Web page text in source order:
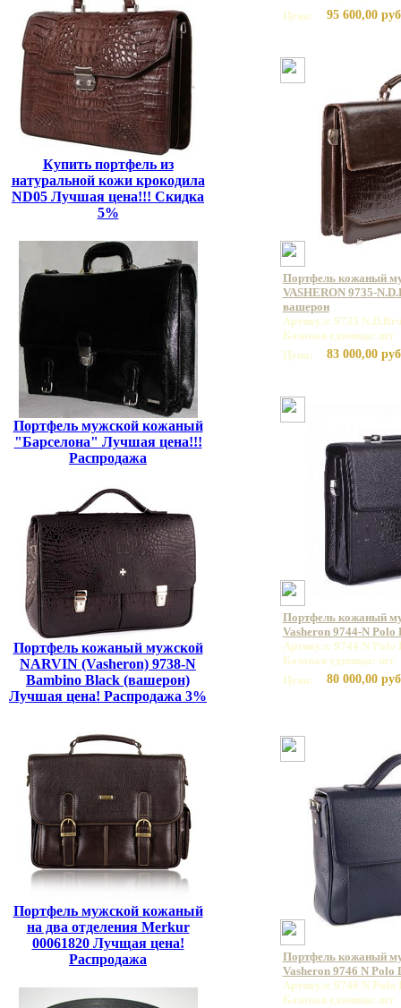
Купить портфель из
натуральной кожи крокодила
ND05 Лучшая цена!!! Скидка
5%
Портфель мужской кожаный
"Барселона" Лучшая цена!!!
Распродажа
Портфель кожаный мужской
NARVIN (Vasheron) 9738-N
Bambino Black (вашерон)
Лучшая цена! Распродажа 3%
Портфель мужской кожаный
на два отделения Merkur
00061820 Лучщая цена!
Распродажа
Цена:
95 600,00
Портфель кожаный
VASHERON 9735-
вашерон
Артикул: 9735
Базовая единица: шт
Цена:
83 000,00
Портфель кожаный
Vasheron 9744-N
Артикул: 9744 N Polo
Базовая единица: шт
Цена:
80 000,00
Портфель кожаный
Vasheron 9746 N Polo
Артикул: 9746 N Polo
Базовая единица: шт